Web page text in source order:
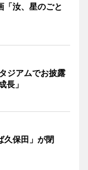
汝、星のごと
ジアムでお披露
長」
久保田」が閉